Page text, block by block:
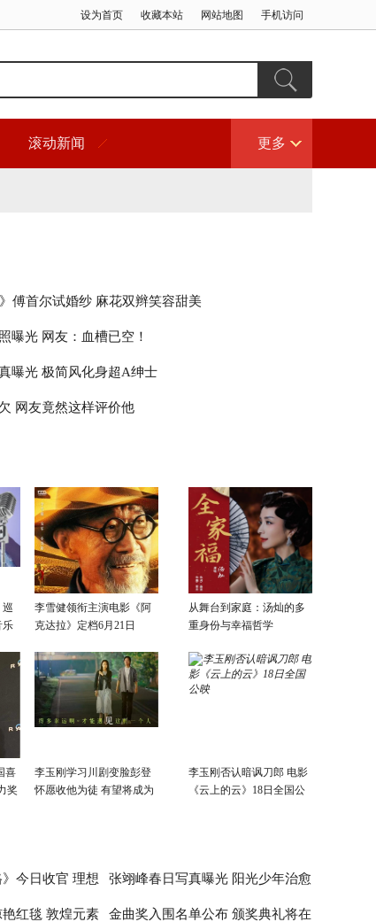
设为首页 收藏本站 网站地图 手机访问
滚动新闻 更多
》傅首尔试婚纱 麻花双辫笑容甜美
曝光 网友：血槽已空！
曝光 极简风化身超A绅士
网友竟然这样评价他
巡
乐
李雪健领衔主演电影《阿
克达拉》定档6月21日
从舞台到家庭：汤灿的多
重身份与幸福哲学
喜
奖
李玉刚学习川剧变脸彭登
怀愿收他为徒 有望将成为
李玉刚否认暗讽刀郎 电影
《云上的云》18日全国公
今日收官 理想 张翊峰春日写真曝光 阳光少年治愈
感满满
红毯 敦煌元素 金曲奖入围名单公布 颁奖典礼将在